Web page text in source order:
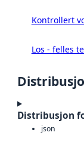
Kontrollert
Los - felles
Distribusjon
json